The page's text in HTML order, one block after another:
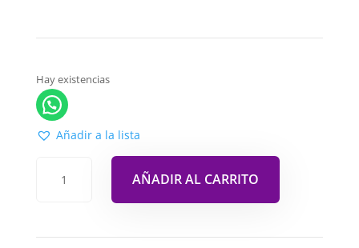
Hay existencias
Añadir a la lista
AÑADIR AL CARRITO